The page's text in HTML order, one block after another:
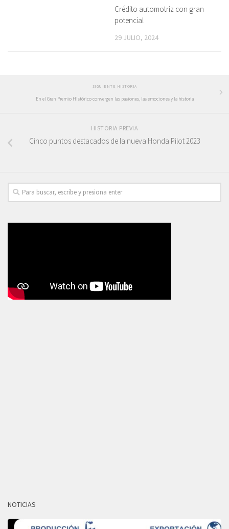
Crédito automotriz con gran
potencial
29 JULIO, 2024
SIGUIENTE HISTORIA
En el Gran Premio Histórico convergen las pasiones, las emociones y la historia
HISTORIA PREVIA
Cinco puntos destacados de la nueva Honda Pilot 2023
NOTICIAS